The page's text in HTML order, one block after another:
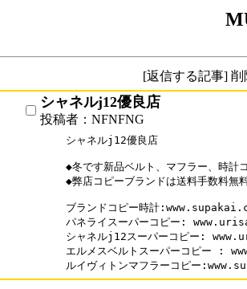
[返信する記事]
シャネルj12優良店
投稿者：NFNFNG
シャネルj12優良店
◆冬です新品ベルト、マフラー、時計
◆弊店コピーブランドは送料手数料無
ブランドコピー時計
パネライスーパーコピー:
シャネルj12スーパーコピー:
エルメスベルトスーパーコピー :
ルイヴィトンマフラーコピー